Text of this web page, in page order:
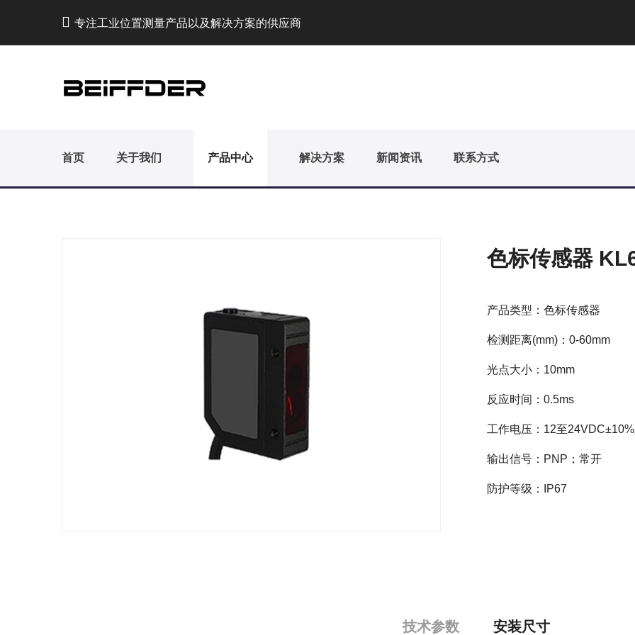
专注工业位置测量产品以及解决方案的供应商
首页 关于我们 产品中心 解决方案 新闻资讯 联系方式
色标传感器
产品类型：色标传感器
检测距离(mm)：0-60mm
光点大小：10mm
反应时间：0.5ms
工作电压：12至
输出信号：PNP；常开
防护等级：IP67
技术参数 安装尺寸